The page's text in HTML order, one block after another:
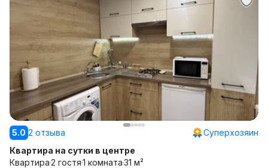
5.0 2 отзыва
Суперхозяин
Квартира на сутки в центре
Квартира2 гостя1 комната31 м²